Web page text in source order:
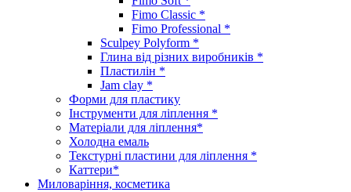
Fimo Classic *
Fimo Professional *
Sculpey Polyform *
Глина від різних виробників *
Пластилін *
Jam clay *
Форми для пластику
Інструменти для ліплення *
Матеріали для ліплення*
Холодна емаль
Текстурні пластини для ліплення *
Каттери*
Миловаріння, косметика